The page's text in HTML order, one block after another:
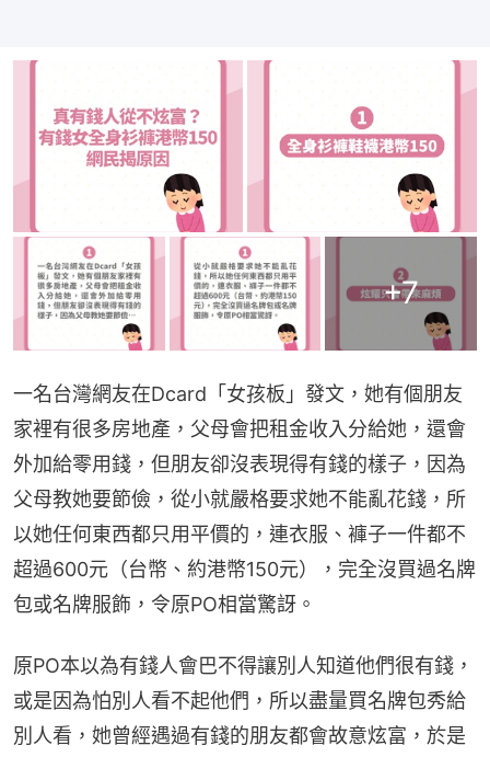
+7
一名台灣網友在Dcard「女孩板」發文，她有個朋友
家裡有很多房地產，父母會把租金收入分給她，還會
外加給零用錢，但朋友卻沒表現得有錢的樣子，因為
父母教她要節儉，從小就嚴格要求她不能亂花錢，所
以她任何東西都只用平價的，連衣服、褲子一件都不
超過600元（台幣、約港幣150元），完全沒買過名牌
包或名牌服飾，令原PO相當驚訝。
原PO本以為有錢人會巴不得讓別人知道他們很有錢，
或是因為怕別人看不起他們，所以盡量買名牌包秀給
別人看，她曾經遇過有錢的朋友都會故意炫富，於是